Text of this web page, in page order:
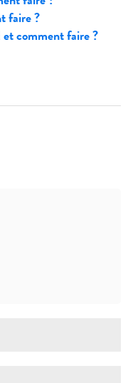
faire ?
comment faire ?